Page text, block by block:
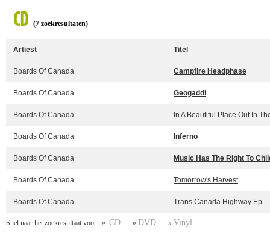
CD (7 zoekresultaten)
Artiest Titel
Boards Of Canada Campfire Headphase
Boards Of Canada Geogaddi
Boards Of Canada In A Beautiful Place Out In
Boards Of Canada Inferno
Boards Of Canada Music Has The Right To
Boards Of Canada Tomorrow's Harvest
Boards Of Canada Trans Canada Highway Ep
Snel naar het zoekresultaat voor: » CD » DVD » Vinyl